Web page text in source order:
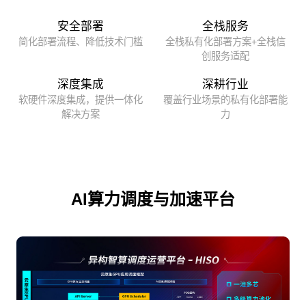
安全部署
简化部署流程、降低技术门槛
全栈服务
全栈私有化部署方案+全栈信
创服务适配
深度集成
软硬件深度集成，提供一体化
解决方案
深耕行业
覆盖行业场景的私有化部署能
力
AI算力调度与加速平台